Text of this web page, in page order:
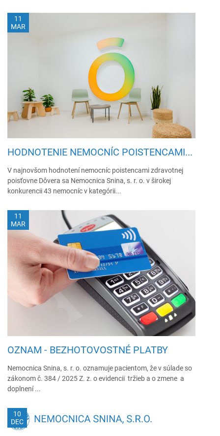
11
MAR
HODNOTENIE NEMOCNÍC POISTENCAMI...
V najnovšom hodnotení nemocníc poistencami zdravotnej
poisťovne Dôvera sa Nemocnica Snina, s. r. o. v širokej
konkurencii 43 nemocníc v kategórii...
11
MAR
OZNAM - BEZHOTOVOSTNÉ PLATBY
Nemocnica Snina, s. r. o. oznamuje pacientom, že v súlade so
zákonom č. 384 / 2025 Z. z. o evidencii tržieb a o zmene a
doplnení ...
10
DEC